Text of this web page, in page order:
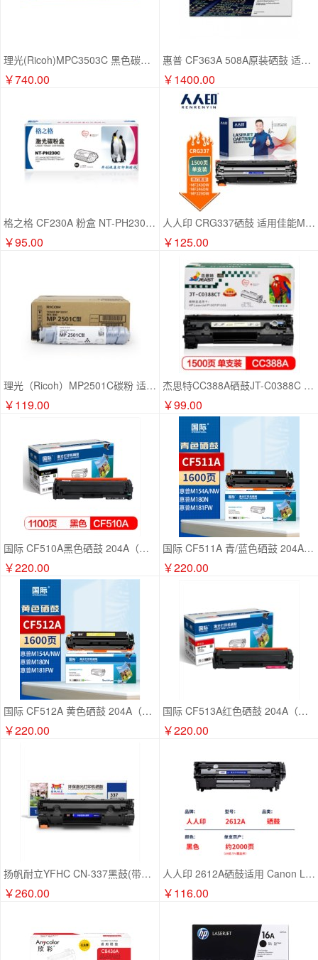
理光(Ricoh)MPC3503C 黑色碳粉盒1支装 适用MP C3003SP/C3503SP/C3004SP/C3504SP
￥740.00
惠普 CF363A 508A原装硒鼓 适用M553dn M577dn M576 M553N 508A品红(CF363A)约5000张
￥1400.00
格之格 CF230A 粉盒 NT-PH230C 黑色 带芯片适用于：惠普M203d M203dn M203dw M227fdn M277fdw
￥95.00
人人印 CRG337硒鼓 适用佳能MF232w mf243d mf215 mf211 246dn MF236N MF249dw 227dw LBP151dw粉盒/1500页
￥125.00
理光（Ricoh）MP2501C碳粉 适用MP1813L/2013L/2001L/2501L/2001SP/2501SP HC.2074
￥119.00
杰思特CC388A硒鼓JT-C0388C 适用惠普P1007 P1008 1106 1108 1213MFP 1136MFP打印机粉盒106 P1007 P1008等 硒鼓
￥99.00
国际 CF510A黑色硒鼓 204A（适用惠普HP/M154a/M154nw/M180N/M181FW）
￥220.00
国际 CF511A 青/蓝色硒鼓 204A（适用惠普HP/M154a/M154nw/M180N/M181FW）
￥220.00
国际 CF512A 黄色硒鼓 204A（适用惠普HP/M154a/M154nw/M180N/M181FW）
￥220.00
国际 CF513A红色硒鼓 204A（适用惠普HP/M154a/M154nw/M180N/M181FW）
￥220.00
扬帆耐立YFHC CN-337黑鼓(带芯片)适用机型：Canon 337 MF229dw 227dw 226dn 221d 217w 216n 215 212w 211 223d
￥260.00
人人印 2612A硒鼓适用 Canon LBP2900/LBP2900+/LBP3000/L11121E/MF4122硒鼓打印机专用粉盒
￥116.00